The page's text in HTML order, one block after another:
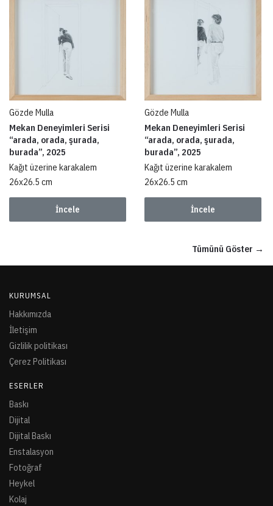
Gözde Mulla
Mekan Deneyimleri Serisi
“arada, orada, şurada,
burada”, 2025
Kağıt üzerine karakalem
26x26.5 cm
İncele
Gözde Mulla
Mekan Deneyimleri Serisi
“arada, orada, şurada,
burada”, 2025
Kağıt üzerine karakalem
26x26.5 cm
İncele
Tümünü Göster →
KURUMSAL
Hakkımızda
İletişim
Gizlilik politikası
Çerez Politikası
ESERLER
Baskı
Dijital
Dijital Baskı
Enstalasyon
Fotoğraf
Heykel
Kolaj